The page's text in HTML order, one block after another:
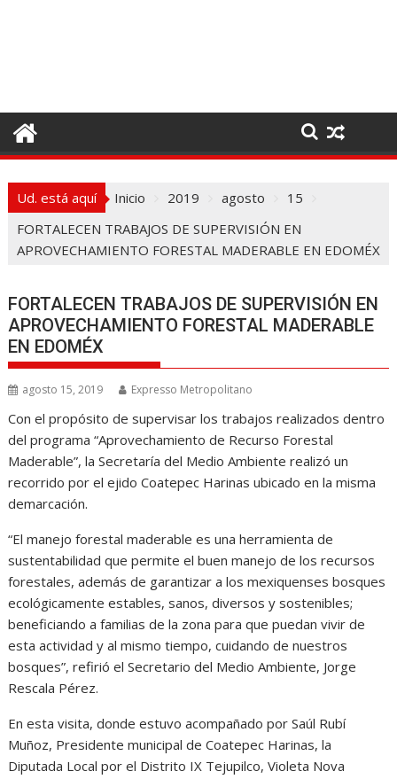
o
t
Ud. está aquí Inicio 2019 agosto
15
FORTALECEN TRABAJOS DE SUPERVISIÓN EN
APROVECHAMIENTO FORESTAL MADERABLE EN EDOMÉX
FORTALECEN TRABAJOS DE SUPERVISIÓN EN
APROVECHAMIENTO FORESTAL MADERABLE
EN EDOMÉX
agosto 15, 2019 Expresso Metropolitano
Con el propósito de supervisar los trabajos realizados dentro
del programa “Aprovechamiento de Recurso Forestal
Maderable”, la Secretaría del Medio Ambiente realizó un
recorrido por el ejido Coatepec Harinas ubicado en la misma
demarcación.
“El manejo forestal maderable es una herramienta de
sustentabilidad que permite el buen manejo de los recursos
forestales, además de garantizar a los mexiquenses bosques
ecológicamente estables, sanos, diversos y sostenibles;
beneficiando a familias de la zona para que puedan vivir de
esta actividad y al mismo tiempo, cuidando de nuestros
bosques”, refirió el Secretario del Medio Ambiente, Jorge
Rescala Pérez.
En esta visita, donde estuvo acompañado por Saúl Rubí
Muñoz, Presidente municipal de Coatepec Harinas, la
Diputada Local por el Distrito IX Tejupilco, Violeta Nova